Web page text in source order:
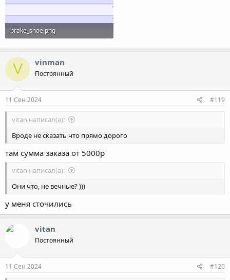
brake_shoe.png
194.4 KB · Просмотры: 18
V vinman
Постоянный
11 Сен 2024 #119
vitan написал(а):
Вроде не сказать что прямо дорого
там сумма заказа от 5000р
vitan написал(а):
Они что, не вечные? )))
у меня сточились
vitan
Постоянный
11 Сен 2024 #120